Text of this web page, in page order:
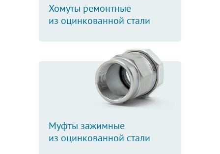
Хомуты ремонтные
из оцинкованной стали
Муфты зажимные
из оцинкованной стали